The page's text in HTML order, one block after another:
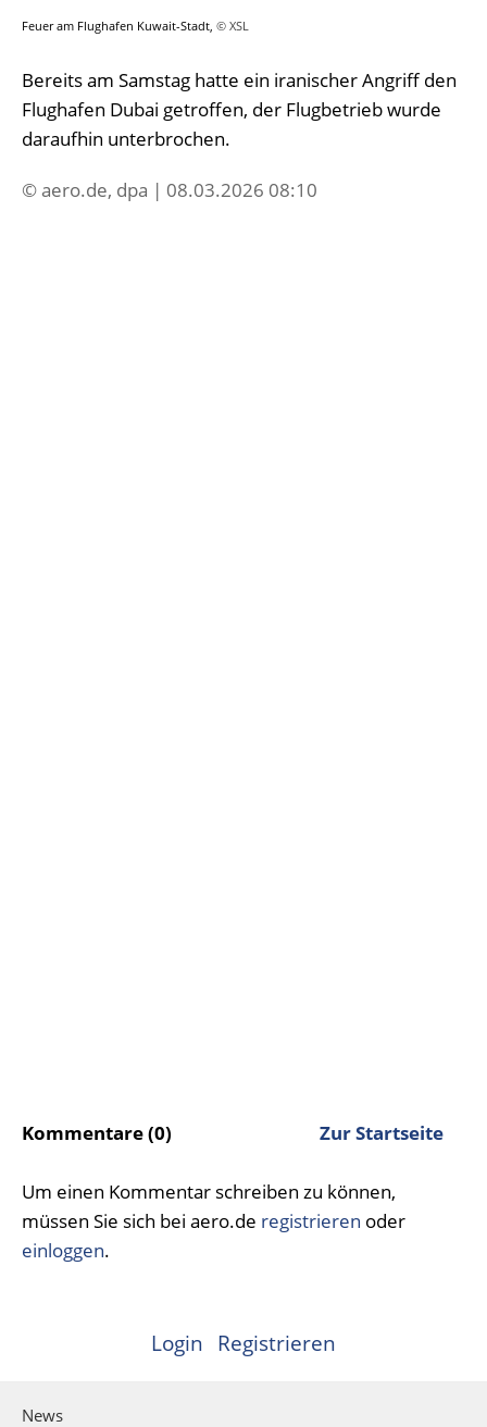
Feuer am Flughafen Kuwait-Stadt, © XSL
Bereits am Samstag hatte ein iranischer Angriff den
Flughafen Dubai getroffen, der Flugbetrieb wurde
daraufhin unterbrochen.
© aero.de, dpa | 08.03.2026 08:10
Kommentare (0) Zur Startseite
Um einen Kommentar schreiben zu können,
müssen Sie sich bei aero.de registrieren oder
einloggen.
Login Registrieren
News